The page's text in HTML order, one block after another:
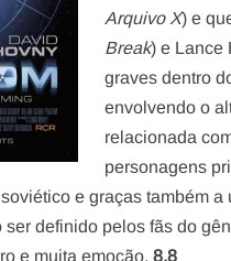
Arquivo X) e
Break) e Lance
graves dentro
envolvendo o
relacionada
personagens
e graças também
definido pelos fãs do
e muita emoção.8,8